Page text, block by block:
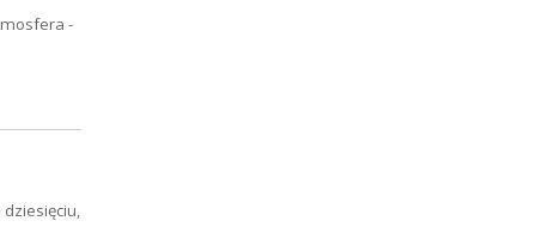
-
dziesięciu,